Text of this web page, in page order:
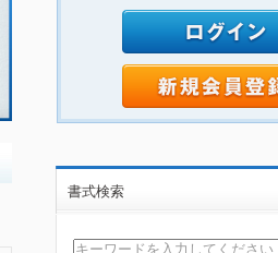
書式検索